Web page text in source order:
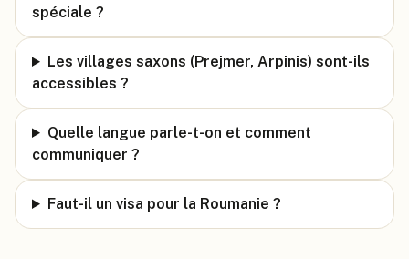
spéciale ?
Les villages saxons (Prejmer, Arpinis) sont-ils
accessibles ?
Quelle langue parle-t-on et comment
communiquer ?
Faut-il un visa pour la Roumanie ?